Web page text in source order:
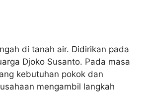
di tanah air. Didirikan pada
Djoko Susanto. Pada masa
kebutuhan pokok dan
mengambil langkah